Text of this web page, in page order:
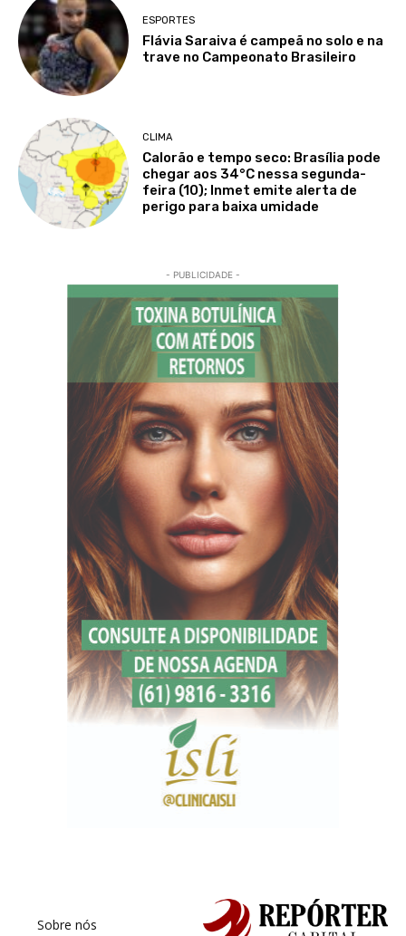
ESPORTES
Flávia Saraiva é campeã no solo e na
trave no Campeonato Brasileiro
CLIMA
Calorão e tempo seco: Brasília pode
chegar aos 34°C nessa segunda-
feira (10); Inmet emite alerta de
perigo para baixa umidade
- PUBLICIDADE -
Sobre nós